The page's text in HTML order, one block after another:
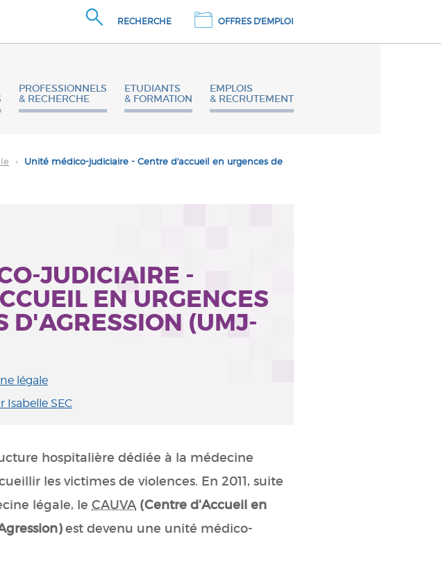
RECHERCHE OFFRES D'EMPLOI
PROFESSIONNELS
& RECHERCHE
ETUDIANTS
& FORMATION
EMPLOIS
& RECRUTEMENT
›
Unité médico-judiciaire - Centre d'accueil en urgences de
JUDICIAIRE -
EN URGENCES
D'AGRESSION (UMJ-
légale
Isabelle SEC
hospitalière dédiée à la médecine
les victimes de violences. En 2011, suite
légale, le CAUVA (Centre d'Accueil en
est devenu une unité médico-